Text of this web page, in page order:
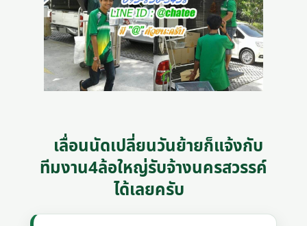
เลื่อนนัดเปลี่ยนวันย้ายก็แจ้งกับ
ทีมงาน4ล้อใหญ่รับจ้างนครสวรรค์
ได้เลยครับ